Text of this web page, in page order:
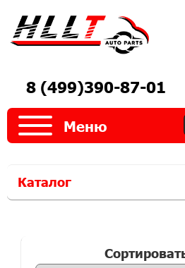
8 (499)390-87-01
Меню
Каталог